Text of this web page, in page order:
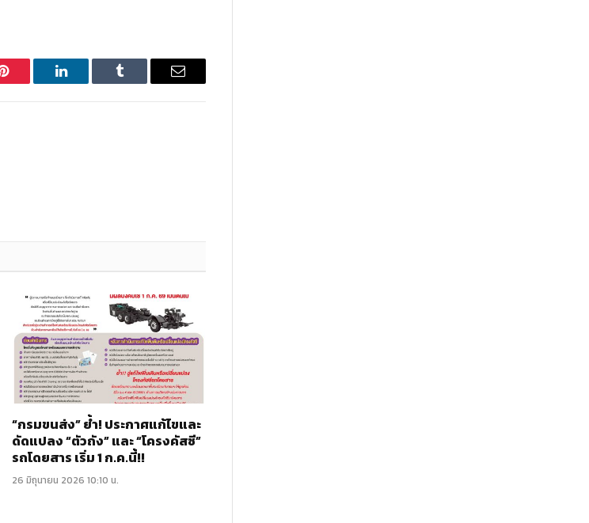
Pinterest LinkedIn Tumblr Email
“กรมขนส่ง” ย้ำ! ประกาศแก้ไขและ
ดัดแปลง “ตัวถัง” และ “โครงคัสซี”
รถโดยสาร เริ่ม 1 ก.ค.นี้!!
26 มิถุนายน 2026 10:10 น.